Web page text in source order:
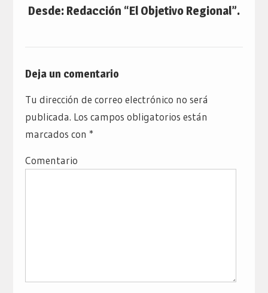
Desde: Redacción “El Objetivo Regional”.
Deja un comentario
Tu dirección de correo electrónico no será
publicada. Los campos obligatorios están
marcados con *
Comentario